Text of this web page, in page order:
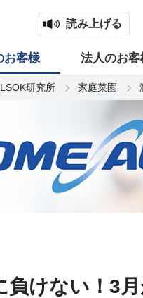
読み上げる
お客様 法人のお客
研究所 家庭菜園
けない！3月